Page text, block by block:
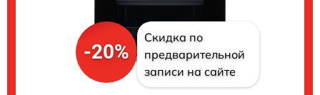
-20%
Скидка по
предварительной
записи на сайте